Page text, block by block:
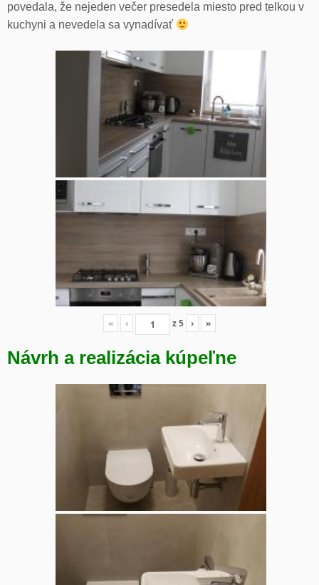
povedala, že nejeden večer presedela miesto pred telkou v
kuchyni a nevedela sa vynadívať
« ‹ z5 › »
Návrh a realizácia kúpeľne